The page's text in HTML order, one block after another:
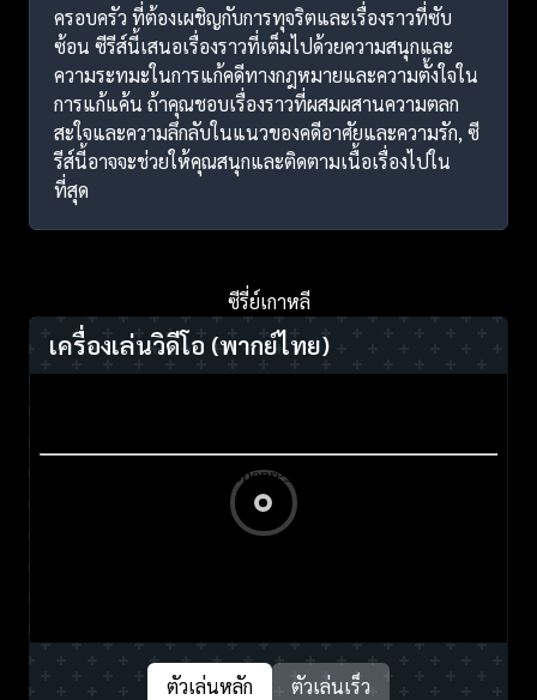
ครอบครัว ที่ต้องเผชิญกับการทุจริตและเรื่องราวที่ซับ
ซ้อน ซีรีส์นี้เสนอเรื่องราวที่เต็มไปด้วยความสนุกและ
ความระทมะในการแก้คดีทางกฎหมายและความตั้งใจใน
การแก้แค้น ถ้าคุณชอบเรื่องราวที่ผสมผสานความตลก
สะใจและความลึกลับในแนวของคดีอาศัยและความรัก, ซี
รีส์นี้อาจจะช่วยให้คุณสนุกและติดตามเนื้อเรื่องไปใน
ที่สุด
ซีรี่ย์เกาหลี
เครื่องเล่นวิดีโอ (พากย์ไทย)
ตัวเล่นหลัก ตัวเล่นเร็ว